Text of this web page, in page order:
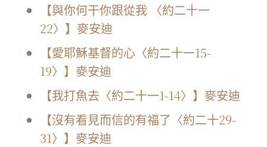
【與你何干你跟從我 〈約二十一
22〉】麥安迪
【愛耶穌基督的心〈約二十一15-
19〉】麥安迪
【我打魚去〈約二十一1-14〉】麥安迪
【沒有看見而信的有福了〈約二十29-
31〉】麥安迪